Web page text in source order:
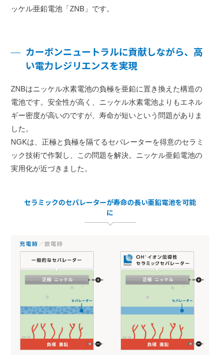
ッケル亜鉛電池「ZNB」です。
カーボンニュートラルに貢献しながら、高
い電力レジリエンスを実現
ZNBはニッケル水素電池の負極を亜鉛に置き換えた構造の
電池です。安全性が高く、ニッケル水素電池よりもエネル
ギー密度が高いのですが、寿命が短いという問題がありま
した。
NGKは、正極と負極を隔てるセパレーターを得意のセラミ
ック技術で作製し、この問題を解決。ニッケル亜鉛電池の
実用化が近づきました。
セラミックのセパレーターが寿命の長い亜鉛電池を可能
に